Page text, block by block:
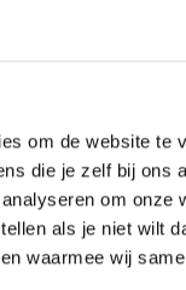
om de website te
die je zelf bij ons
om onze
als je niet wilt
waarmee wij
Stuks